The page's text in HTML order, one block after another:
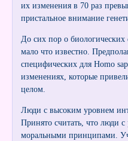
их изменения в 70 раз
пристальное внимание
До сих пор о
мало что известно.
специфических для Homo
изменениях, которые
целом.
Люди с высоким уровнем
Принято считать, что люди
моральными принципами.